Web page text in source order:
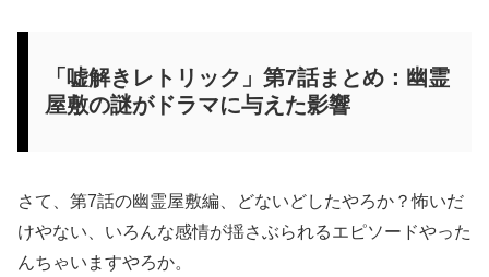
「嘘解きレトリック」第7話まとめ：幽霊
屋敷の謎がドラマに与えた影響
さて、第7話の幽霊屋敷編、どないどしたやろか？怖いだ
けやない、いろんな感情が揺さぶられるエピソードやった
んちゃいますやろか。